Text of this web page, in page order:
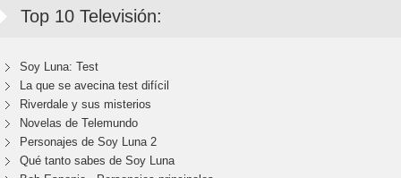
Top 10 Televisión:
Soy Luna: Test
La que se avecina test difícil
Riverdale y sus misterios
Novelas de Telemundo
Personajes de Soy Luna 2
Qué tanto sabes de Soy Luna